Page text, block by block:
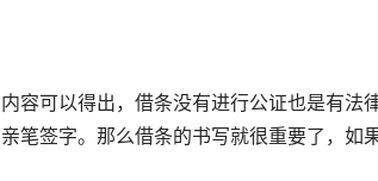
可以得出，借条没有进行公证也是有法
笔签字。那么借条的书写就很重要了，如